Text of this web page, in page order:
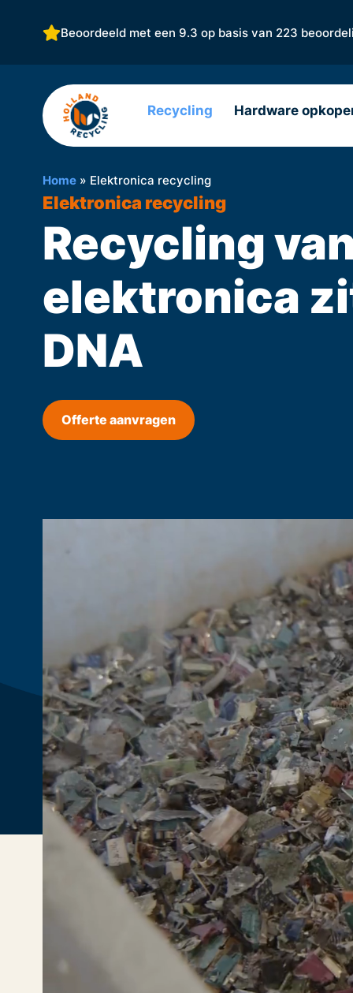
Beoordeeld met een 9.3 op basis van 223
Recycling Hardware
Home» Elektronica recycling
Elektronica recycling
Recycling
elektronica
DNA
Offerte aanvragen